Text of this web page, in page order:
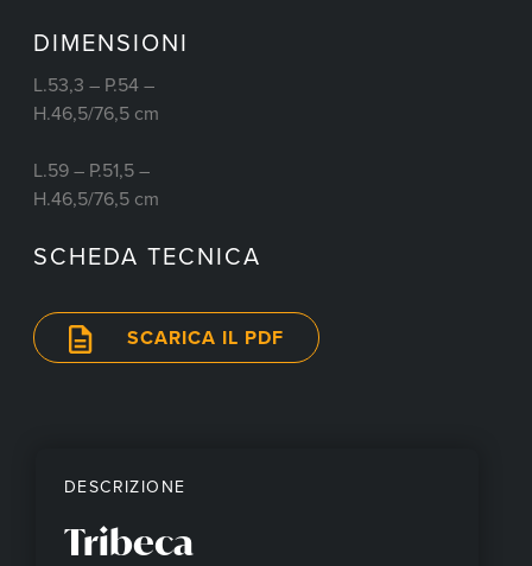
DIMENSIONI
L.53,3 – P.54 –
H.46,5/76,5 cm
L.59 – P.51,5 –
H.46,5/76,5 cm
SCHEDA TECNICA
SCARICA IL PDF
DESCRIZIONE
Tribeca